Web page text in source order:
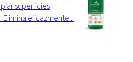
superficies
Elimina eficazmente...